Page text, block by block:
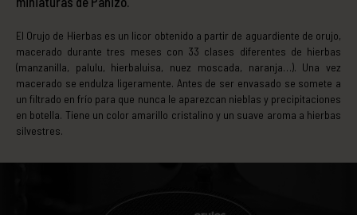
El Orujo de Hierbas es un licor obtenido a partir de aguardiente de orujo,
macerado durante tres meses con 33 clases diferentes de hierbas
(manzanilla, palulu, hierbaluisa, nuez moscada, naranja…). Una vez
macerado se endulza ligeramente. Antes de ser envasado se somete a
un filtrado en frío para que nunca le aparezcan nieblas y precipitaciones
en botella. Tiene un color amarillo cristalino y un suave aroma a hierbas
silvestres.